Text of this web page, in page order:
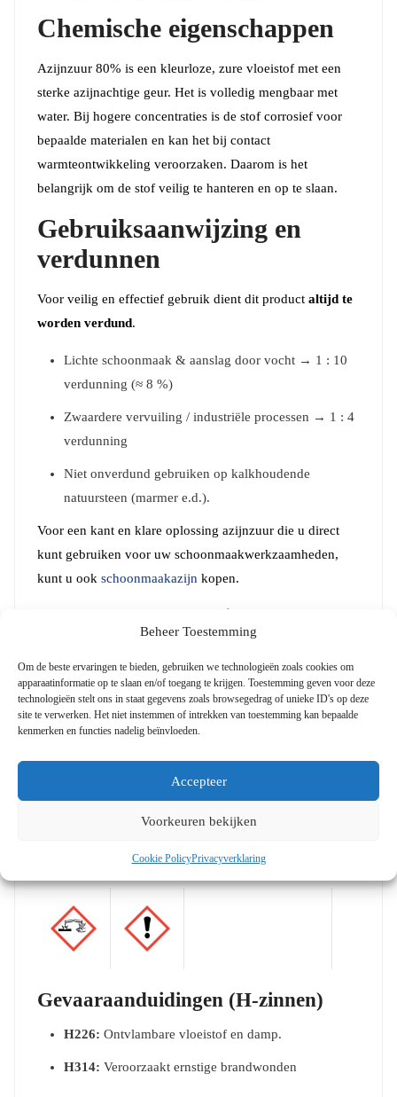
Beheer Toestemming
Om de beste ervaringen te bieden, gebruiken we technologieën zoals cookies om
apparaatinformatie op te slaan en/of toegang te krijgen. Toestemming geven voor deze
technologieën stelt ons in staat gegevens zoals browsegedrag of unieke ID's op deze
site te verwerken. Het niet instemmen of intrekken van toestemming kan bepaalde
kenmerken en functies nadelig beïnvloeden.
Accepteer
Voorkeuren bekijken
Cookie PolicyPrivacyverklaring
Chemische eigenschappen
Azijnzuur 80% is een kleurloze, zure vloeistof met een
sterke azijnachtige geur. Het is volledig mengbaar met
water. Bij hogere concentraties is de stof corrosief voor
bepaalde materialen en kan het bij contact
warmteontwikkeling veroorzaken. Daarom is het
belangrijk om de stof veilig te hanteren en op te slaan.
Gebruiksaanwijzing en
verdunnen
Voor veilig en effectief gebruik dient dit product altijd te
worden verdund.
Lichte schoonmaak & aanslag door vocht → 1 : 10
verdunning (≈ 8 %)
Zwaardere vervuiling / industriële processen → 1 : 4
verdunning
Niet onverdund gebruiken op kalkhoudende
natuursteen (marmer e.d.).
Voor een kant en klare oplossing azijnzuur die u direct
kunt gebruiken voor uw schoonmaakwerkzaamheden,
kunt u ook schoonmaakazijn kopen.
Opslag en gebruik
een geschikte, chemisch bestendige verpakking. Houd het
gescheiden vanbasenen andere onverenigbare stoffen.
Gebruik uitsluitend met passende
Gezondheid en Veiligheid
Gevaaraanduidingen (H-zinnen)
H226: Ontvlambare vloeistof en damp.
H314: Veroorzaakt ernstige brandwonden